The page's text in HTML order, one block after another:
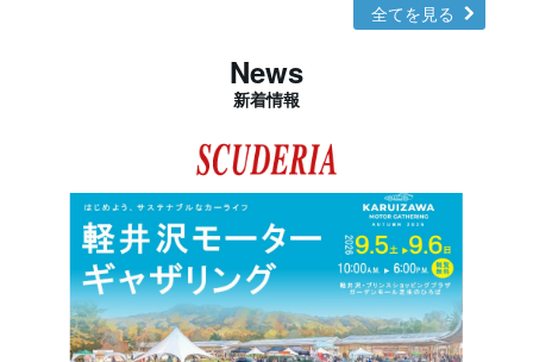
全てを見る
News
新着情報